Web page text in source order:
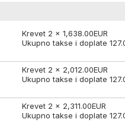
Krevet 2 x 1,638.00EUR
Ukupno takse i doplate
Krevet 2 x 2,012.00EUR
Ukupno takse i doplate
Krevet 2 x 2,311.00EUR
Ukupno takse i doplate